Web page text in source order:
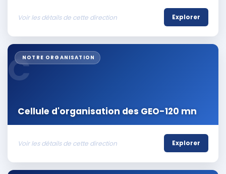
Voir les détails de cette direction Explorer
CNOTRE ORGANISATION
Cellule d'organisation des GEO-120 mn
Voir les détails de cette direction Explorer